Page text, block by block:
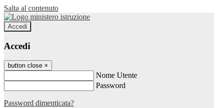
Salta al contenuto
Accedi
Accedi
button close ×
Nome Utente
Password
Password dimenticata?